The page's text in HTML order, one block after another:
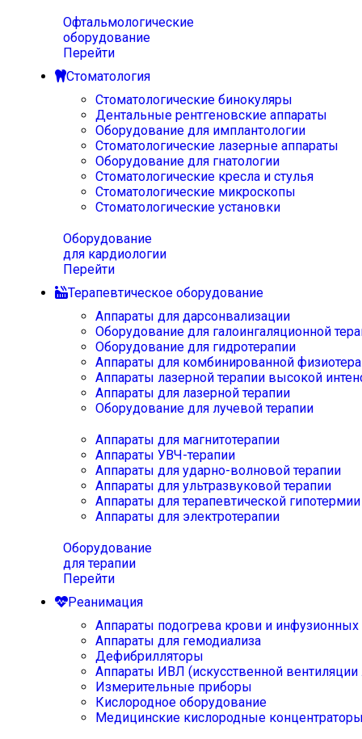
Офтальмологические
оборудование
Перейти
Стоматология
Стоматологические бинокуляры
Дентальные рентгеновские аппараты
Оборудование для имплантологии
Стоматологические лазерные аппараты
Оборудование для гнатологии
Стоматологические кресла и стулья
Стоматологические микроскопы
Стоматологические установки
Оборудование
для кардиологии
Перейти
Терапевтическое оборудование
Аппараты для дарсонвализации
Оборудование для галоингаляционной
Оборудование для гидротерапии
Аппараты для комбинированной
Аппараты лазерной терапии высокой
Аппараты для лазерной терапии
Оборудование для лучевой терапии
Аппараты для магнитотерапии
Аппараты УВЧ-терапии
Аппараты для ударно-волновой терапии
Аппараты для ультразвуковой терапии
Аппараты для терапевтической
Аппараты для электротерапии
Оборудование
для терапии
Перейти
Реанимация
Аппараты подогрева крови и инфузионных
Аппараты для гемодиализа
Дефибрилляторы
Аппараты ИВЛ (искусственной вентиляции
Измерительные приборы
Кислородное оборудование
Медицинские кислородные